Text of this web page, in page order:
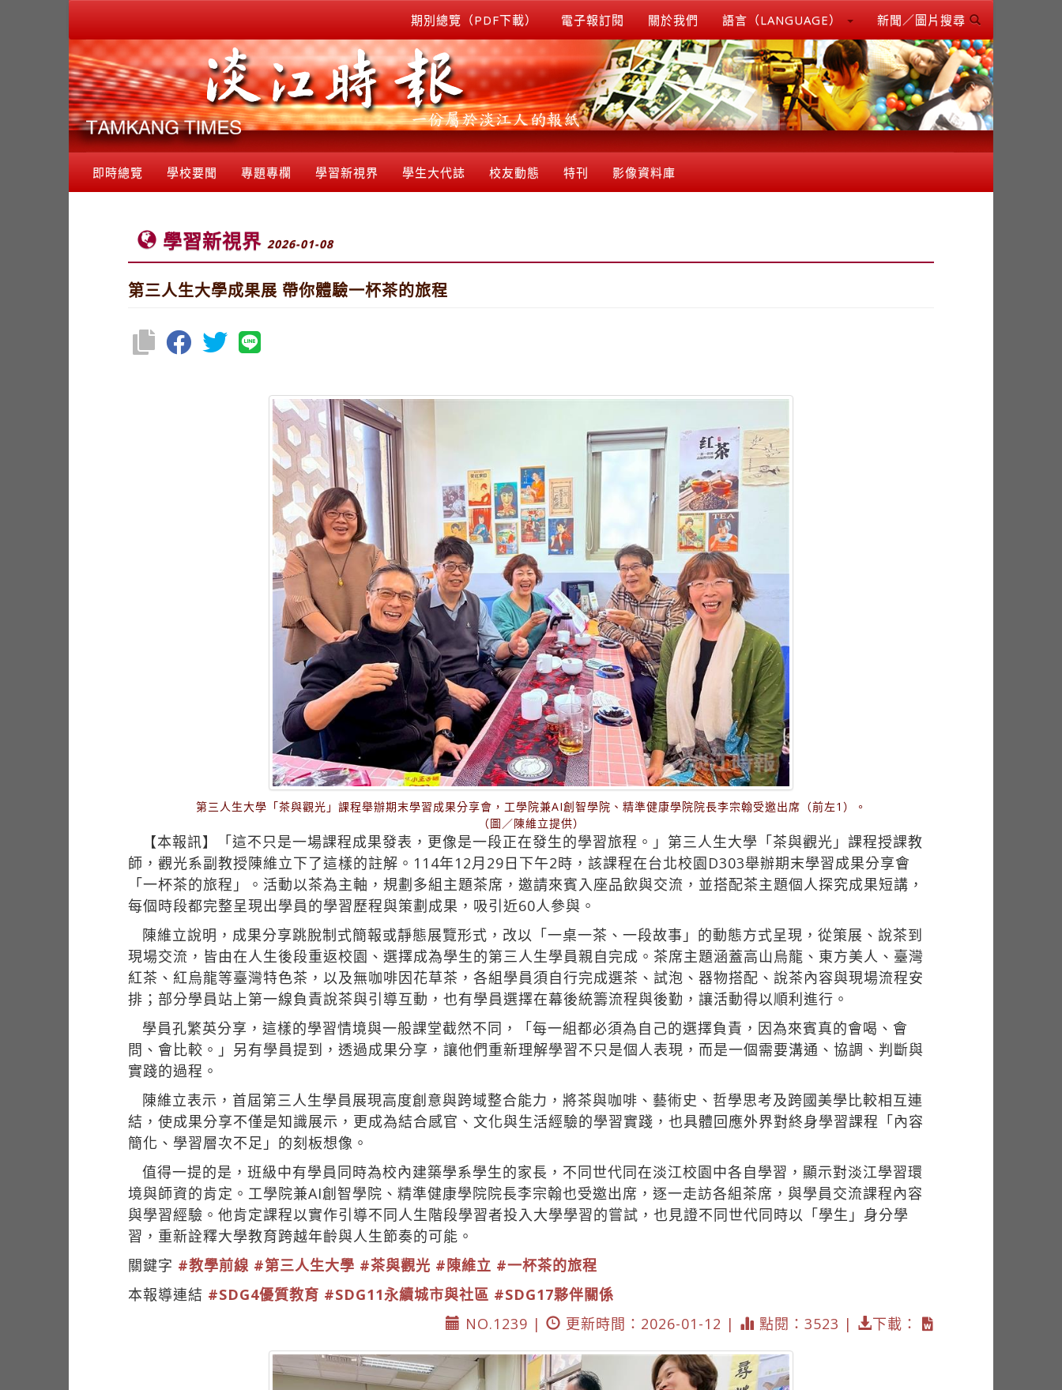
期別總覽（PDF下載） 電子報訂閱 關於我們 語言（LANGUAGE） 新聞／圖片搜尋
即時總覽 學校要聞 專題專欄 學習新視界 學生大代誌 校友動態 特刊 影像資料庫
學習新視界 2026-01-08
第三人生大學成果展 帶你體驗一杯茶的旅程
第三人生大學「茶與觀光」課程舉辦期末學習成果分享會，工學院兼AI創智學院、精準健康學院院長李宗翰受邀出席（前左1）。
（圖／陳維立提供）
【本報訊】「這不只是一場課程成果發表，更像是一段正在發生的學習旅程。」第三人生大學「茶與觀光」課程授課教
師，觀光系副教授陳維立下了這樣的註解。114年12月29日下午2時，該課程在台北校園D303舉辦期末學習成果分享會
「一杯茶的旅程」。活動以茶為主軸，規劃多組主題茶席，邀請來賓入座品飲與交流，並搭配茶主題個人探究成果短講，
每個時段都完整呈現出學員的學習歷程與策劃成果，吸引近60人參與。
陳維立說明，成果分享跳脫制式簡報或靜態展覽形式，改以「一桌一茶、一段故事」的動態方式呈現，從策展、說茶到
現場交流，皆由在人生後段重返校園、選擇成為學生的第三人生學員親自完成。茶席主題涵蓋高山烏龍、東方美人、臺灣
紅茶、紅烏龍等臺灣特色茶，以及無咖啡因花草茶，各組學員須自行完成選茶、試泡、器物搭配、說茶內容與現場流程安
排；部分學員站上第一線負責說茶與引導互動，也有學員選擇在幕後統籌流程與後勤，讓活動得以順利進行。
學員孔繁英分享，這樣的學習情境與一般課堂截然不同，「每一組都必須為自己的選擇負責，因為來賓真的會喝、會
問、會比較。」另有學員提到，透過成果分享，讓他們重新理解學習不只是個人表現，而是一個需要溝通、協調、判斷與
實踐的過程。
陳維立表示，首屆第三人生學員展現高度創意與跨域整合能力，將茶與咖啡、藝術史、哲學思考及跨國美學比較相互連
結，使成果分享不僅是知識展示，更成為結合感官、文化與生活經驗的學習實踐，也具體回應外界對終身學習課程「內容
簡化、學習層次不足」的刻板想像。
值得一提的是，班級中有學員同時為校內建築學系學生的家長，不同世代同在淡江校園中各自學習，顯示對淡江學習環
境與師資的肯定。工學院兼AI創智學院、精準健康學院院長李宗翰也受邀出席，逐一走訪各組茶席，與學員交流課程內容
與學習經驗。他肯定課程以實作引導不同人生階段學習者投入大學學習的嘗試，也見證不同世代同時以「學生」身分學
習，重新詮釋大學教育跨越年齡與人生節奏的可能。
關鍵字 #教學前線 #第三人生大學 #茶與觀光 #陳維立 #一杯茶的旅程
本報導連結 #SDG4優質教育 #SDG11永續城市與社區 #SDG17夥伴關係
NO.1239 |
更新時間：2026-01-12 | 點閱：3523 | 下載：